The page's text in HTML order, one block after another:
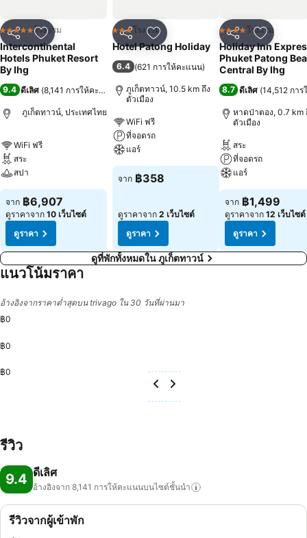
แชร์ เพิ่มในรายการโปรด
5 ดาว โรงแรม
Intercontinental
Hotels Phuket Resort
By Ihg
9.4 ดีเลิศ (8,141 การให้คะแนน )
ภูเก็ตทาวน์, ประเทศไทย
WiFi ฟรี
สระ
สปา
จาก ฿6,907
ดูราคาจาก 10 เว็บไซต์
ดูราคา
แชร์ เพิ่มในรายการโปรด
3 ดาวโรงแรม
Hotel Patong Holiday
6.4 (621 การให้คะแนน)
ภูเก็ตทาวน์, 10.5 km ถึง
ตัวเมือง
WiFi ฟรี
ที่จอดรถ
แอร์
จาก ฿358
ดูราคาจาก 2 เว็บไซต์
ดูราคา
แชร์ เพิ่มในรา
4 ดาว โรงแรม
Holiday Inn
Phuket Patong
Central By Ihg
8.7 ดีเลิศ (14,512 กา
หาดป่าตอง, 0.7 km
ตัวเมือง
สระ
ที่จอดรถ
แอร์
จาก ฿1,499
ดูราคาจาก 12 เว็บไซต์
ดูราคา
ดูที่พักทั้งหมดใน ภูเก็ตทาวน์
แนวโน้มราคา
อ้างอิงจากราคาต่ำสุดบน trivago ใน 30 วันที่ผ่านมา
฿0
฿0
฿0
รีวิว
9.4 ดีเลิศ
อ้างอิงจาก 8,141 การให้คะแนนบนไซต์ชั้นนำ
รีวิวจากผู้เข้าพัก